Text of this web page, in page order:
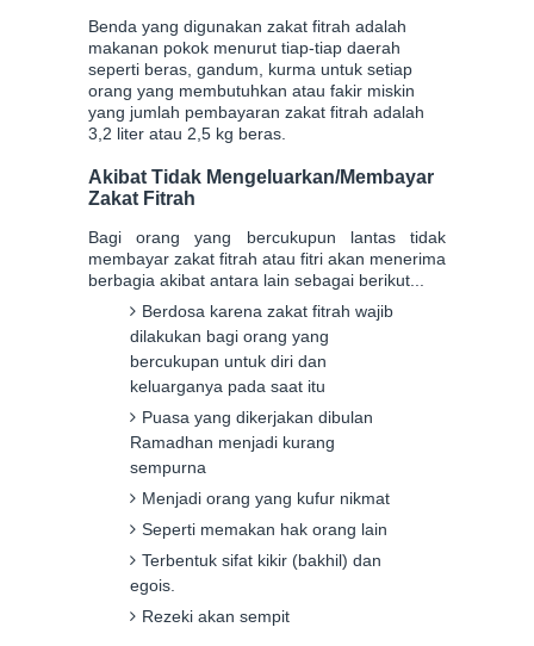
Benda yang digunakan zakat fitrah adalah
makanan pokok menurut tiap-tiap daerah
seperti beras, gandum, kurma untuk setiap
orang yang membutuhkan atau fakir miskin
yang jumlah pembayaran zakat fitrah adalah
3,2 liter atau 2,5 kg beras.
Akibat Tidak Mengeluarkan/Membayar
Zakat Fitrah
Bagi orang yang bercukupun lantas tidak
membayar zakat fitrah atau fitri akan menerima
berbagia akibat antara lain sebagai berikut...
Berdosa karena zakat fitrah wajib
dilakukan bagi orang yang
bercukupan untuk diri dan
keluarganya pada saat itu
Puasa yang dikerjakan dibulan
Ramadhan menjadi kurang
sempurna
Menjadi orang yang kufur nikmat
Seperti memakan hak orang lain
Terbentuk sifat kikir (bakhil) dan
egois.
Rezeki akan sempit